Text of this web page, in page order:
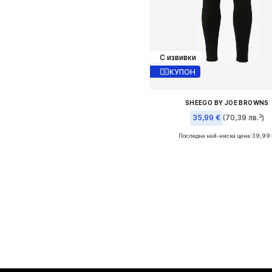
С извивки
КУПОН
SHEEGO BY JOE BROWNS
35,99 € (70,39 лв.³)
Налични размери: XL, XL-XXL,
Последна най-ниска цена:39,99